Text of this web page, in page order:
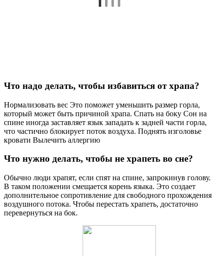
Что надо делать, чтобы избавиться от храпа?
Нормализовать вес Это поможет уменьшить размер горла,
который может быть причиной храпа. Спать на боку Сон на
спине иногда заставляет язык западать к задней части горла,
что частично блокирует поток воздуха. Поднять изголовье
кровати Вылечить аллергию
Что нужно делать, чтобы не храпеть во сне?
Обычно люди храпят, если спят на спине, запрокинув голову.
В таком положении смещается корень языка. Это создает
дополнительное сопротивление для свободного прохождения
воздушного потока. Чтобы перестать храпеть, достаточно
перевернуться на бок.